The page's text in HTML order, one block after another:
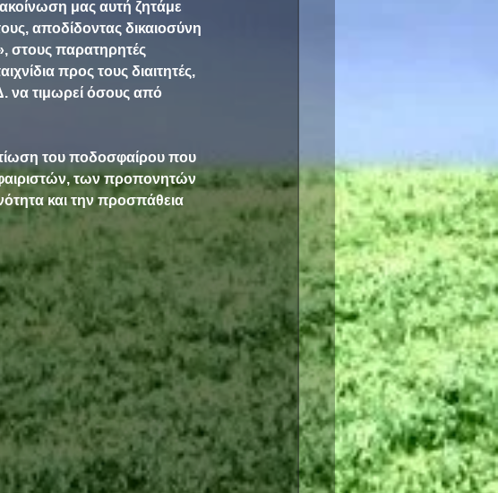
μας αυτή ζητάμε
αποδίδοντας δικαιοσύνη
στους παρατηρητές
προς τους διαιτητές,
να τιμωρεί όσους από
του ποδοσφαίρου που
των προπονητών
και την προσπάθεια